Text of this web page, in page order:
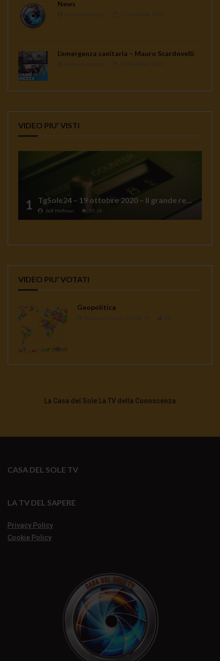
News
L’emergenza sanitaria – Mauro Scardovelli
VIDEO PIU' VISTI
1 TgSole24 – 19 ottobre 2020 – Il grande reset
Jeff Hoffman 78.1K
VIDEO PIU' VOTATI
Geopolitica
La Casa del Sole La TV della Conoscenza
CASA DEL SOLE TV
LA TV DEL SAPERE
Privacy Policy
Cookie Policy